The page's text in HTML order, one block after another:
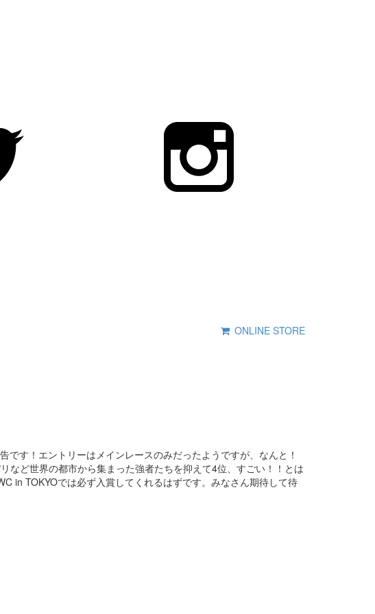
ONLINE STORE
す！エントリーはメインレースのみだったようですが、なんと！
など世界の都市から集まった強者たちを抑えて4位、すごい！！とは
in TOKYOでは必ず入賞してくれるはずです。みなさん期待して待